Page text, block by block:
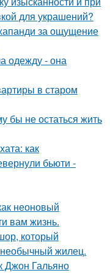
для украшений?
за ощущение
одежду - она
в старом
бы не остаться жить
как
бьюти -
неоновый
вам жизнь.
который
необычный жилец.
Джон Гальяно